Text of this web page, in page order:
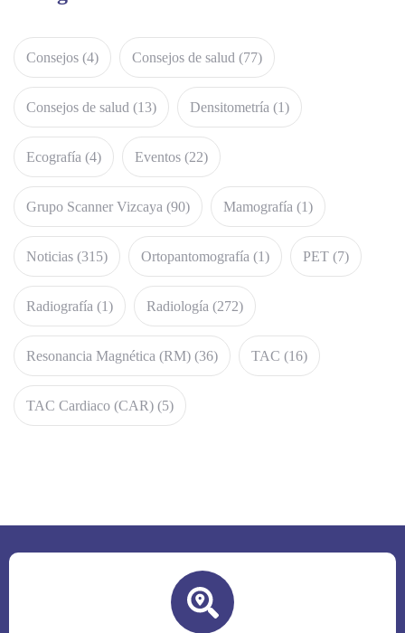
Consejos (4) Consejos de salud (77)
Consejos de salud (13) Densitometría (1)
Ecografía (4) Eventos (22)
Grupo Scanner Vizcaya (90) Mamografía (1)
Noticias (315) Ortopantomografía (1) PET (7)
Radiografía (1) Radiología (272)
Resonancia Magnética (RM) (36) TAC (16)
TAC Cardiaco (CAR) (5)